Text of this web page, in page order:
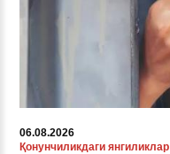
06.08.2026
Қонунчиликдаги янгиликлар